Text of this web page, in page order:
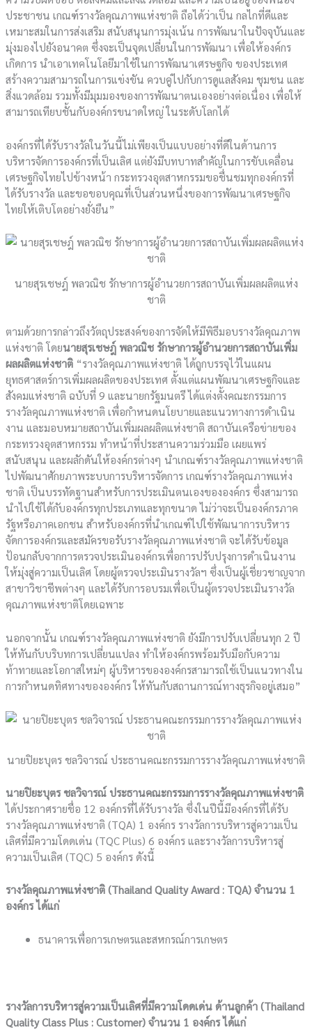
ประชาชน เกณฑ์รางวัลคุณภาพแห่งชาติ ถือได้ว่าเป็น กลไกที่ดีและ
เหมาะสมในการส่งเสริม สนับสนุนการมุ่งเน้น การพัฒนาในปัจจุบันและ
มุ่งมองไปยังอนาคต ซึ่งจะเป็นจุดเปลี่ยนในการพัฒนา เพื่อให้องค์กร
เกิดการ นำเอาเทคโนโลยีมาใช้ในการพัฒนาเศรษฐกิจ ของประเทศ
สร้างความสามารถในการแข่งขัน ควบคู่ไปกับการดูแลสังคม ชุมชน และ
สิ่งแวดล้อม รวมทั้งมีมุมมองของการพัฒนาตนเองอย่างต่อเนื่อง เพื่อให้
สามารถเทียบชั้นกับองค์กรขนาดใหญ่ ในระดับโลกได้
องค์กรที่ได้รับรางวัลในวันนี้ไม่เพียงเป็นแบบอย่างที่ดีในด้านการ
บริหารจัดการองค์กรที่เป็นเลิศ แต่ยังมีบทบาทสำคัญในการขับเคลื่อน
เศรษฐกิจไทยไปข้างหน้า กระทรวงอุตสาหกรรมขอชื่นชมทุกองค์กรที่
ได้รับรางวัล และขอขอบคุณที่เป็นส่วนหนึ่งของการพัฒนาเศรษฐกิจ
ไทยให้เติบโตอย่างยั่งยืน”
นายสุรเชษฎ์ พลวณิช รักษาการผู้อำนวยการสถาบันเพิ่มผลผลิตแห่ง
ชาติ
ตามด้วยการกล่าวถึงวัตถุประสงค์ของการจัดให้มีพิธีมอบรางวัลคุณภาพ
แห่งชาติ โดยนายสุรเชษฎ์ พลวณิช รักษาการผู้อำนวยการสถาบันเพิ่ม
ผลผลิตแห่งชาติ “รางวัลคุณภาพแห่งชาติ ได้ถูกบรรจุไว้ในแผน
ยุทธศาสตร์การเพิ่มผลผลิตของประเทศ ตั้งแต่แผนพัฒนาเศรษฐกิจและ
สังคมแห่งชาติ ฉบับที่ 9 และนายกรัฐมนตรี ได้แต่งตั้งคณะกรรมการ
รางวัลคุณภาพแห่งชาติ เพื่อกำหนดนโยบายและแนวทางการดำเนิน
งาน และมอบหมายสถาบันเพิ่มผลผลิตแห่งชาติ สถาบันเครือข่ายของ
กระทรวงอุตสาหกรรม ทำหน้าที่ประสานความร่วมมือ เผยแพร่
สนับสนุน และผลักดันให้องค์กรต่างๆ นำเกณฑ์รางวัลคุณภาพแห่งชาติ
ไปพัฒนาศักยภาพระบบการบริหารจัดการ เกณฑ์รางวัลคุณภาพแห่ง
ชาติ เป็นบรรทัดฐานสำหรับการประเมินตนเองขององค์กร ซึ่งสามารถ
นำไปใช้ได้กับองค์กรทุกประเภทและทุกขนาด ไม่ว่าจะเป็นองค์กรภาค
รัฐหรือภาคเอกชน สำหรับองค์กรที่นำเกณฑ์ไปใช้พัฒนาการบริหาร
จัดการองค์กรและสมัครขอรับรางวัลคุณภาพแห่งชาติ จะได้รับข้อมูล
ป้อนกลับจากการตรวจประเมินองค์กรเพื่อการปรับปรุงการดำเนินงาน
ให้มุ่งสู่ความเป็นเลิศ โดยผู้ตรวจประเมินรางวัลฯ ซึ่งเป็นผู้เชี่ยวชาญจาก
สาขาวิชาชีพต่างๆ และได้รับการอบรมเพื่อเป็นผู้ตรวจประเมินรางวัล
คุณภาพแห่งชาติโดยเฉพาะ
นอกจากนั้น เกณฑ์รางวัลคุณภาพแห่งชาติ ยังมีการปรับเปลี่ยนทุก 2 ปี
ให้ทันกับบริบทการเปลี่ยนแปลง ทำให้องค์กรพร้อมรับมือกับความ
ท้าทายและโอกาสใหม่ๆ ผู้บริหารขององค์กรสามารถใช้เป็นแนวทางใน
การกำหนดทิศทางขององค์กร ให้ทันกับสถานการณ์ทางธุรกิจอยู่เสมอ”
นายปิยะบุตร ชลวิจารณ์ ประธานคณะกรรมการรางวัลคุณภาพแห่งชาติ
นายปิยะบุตร ชลวิจารณ์ ประธานคณะกรรมการรางวัลคุณภาพแห่งชาติ
ได้ประกาศรายชื่อ 12 องค์กรที่ได้รับรางวัล ซึ่งในปีนี้มีองค์กรที่ได้รับ
รางวัลคุณภาพแห่งชาติ (TQA) 1 องค์กร รางวัลการบริหารสู่ความเป็น
เลิศที่มีความโดดเด่น (TQC Plus) 6 องค์กร และรางวัลการบริหารสู่
ความเป็นเลิศ (TQC) 5 องค์กร ดังนี้
รางวัลคุณภาพแห่งชาติ (Thailand Quality Award : TQA) จำนวน 1
องค์กร ได้แก่
ธนาคารเพื่อการเกษตรและสหกรณ์การเกษตร
รางวัลการบริหารสู่ความเป็นเลิศที่มีความโดดเด่น ด้านลูกค้า (Thailand
Quality Class Plus : Customer) จำนวน 1 องค์กร ได้แก่